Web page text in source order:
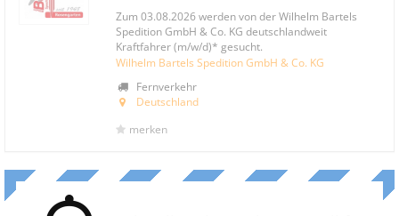
Zum 03.08.2026 werden von der Wilhelm Bartels
Spedition GmbH & Co. KG deutschlandweit
Kraftfahrer (m/w/d)* gesucht.
Wilhelm Bartels Spedition GmbH & Co. KG
Fernverkehr
Deutschland
merken